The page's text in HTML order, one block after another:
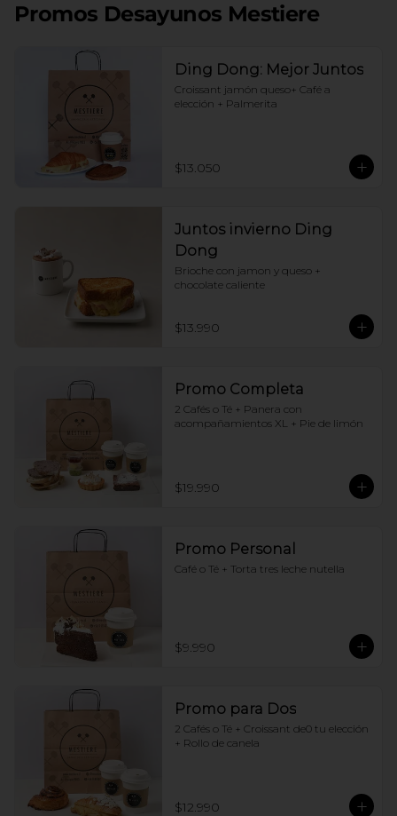
Promos Desayunos Mestiere
Ding Dong: Mejor Juntos
Croissant jamón queso+ Café a
elección + Palmerita
$13.050
Juntos invierno Ding
Dong
Brioche con jamon y queso +
chocolate caliente
$13.990
Promo Completa
2 Cafés o Té + Panera con
acompañamientos XL + Pie de limón
$19.990
Promo Personal
Café o Té + Torta tres leche nutella
$9.990
Promo para Dos
2 Cafés o Té + Croissant de0 tu elección
+ Rollo de canela
$12.990